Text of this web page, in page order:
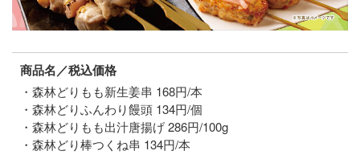
商品名／税込価格
・森林どりもも新生姜串 168円/本
・森林どりふんわり饅頭 134円/個
・森林どりもも出汁唐揚げ 286円/100g
・森林どり棒つくね串 134円/本